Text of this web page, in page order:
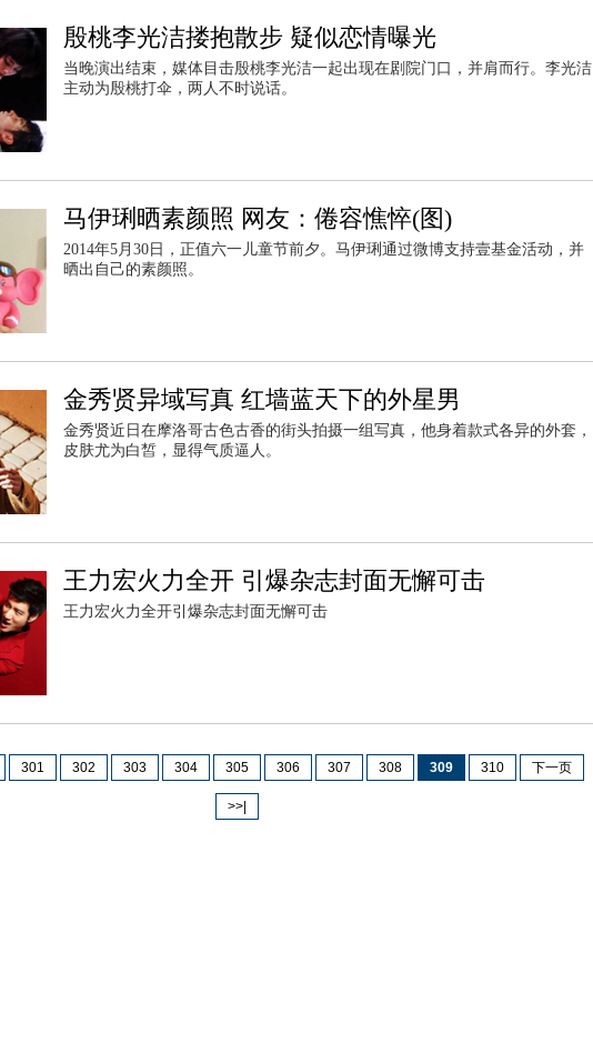
殷桃李光洁搂抱散步 疑似恋情曝光
当晚演出结束，媒体目击殷桃李光洁一起出现在剧院门口，并肩而行。李光洁
主动为殷桃打伞，两人不时说话。
马伊琍晒素颜照 网友：倦容憔悴(图)
2014年5月30日，正值六一儿童节前夕。马伊琍通过微博支持壹基金活动，并
晒出自己的素颜照。
金秀贤异域写真 红墙蓝天下的外星男
金秀贤近日在摩洛哥古色古香的街头拍摄一组写真，他身着款式各异的外套，
皮肤尤为白皙，显得气质逼人。
王力宏火力全开 引爆杂志封面无懈可击
王力宏火力全开引爆杂志封面无懈可击
301 302 303 304 305 306 307 308 309 310 下一页
>>|